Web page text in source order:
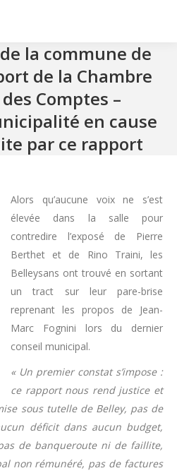
la commune de
de la Chambre
Comptes –
en cause
par ce rapport
Alors qu’aucune voix ne s’est
élevée dans la salle pour
contredire l’exposé de Pierre
Berthet et de Rino Traini, les
Belleysans ont trouvé en sortant
un tract sur leur pare-brise
reprenant les propos de Jean-
Marc Fognini lors du dernier
conseil municipal.
« Un premier constat s’impose :
ce rapport nous rend justice et
sous tutelle de Belley, pas de
déficit dans aucun budget,
de banqueroute ni de faillite,
non rémunéré, pas de factures